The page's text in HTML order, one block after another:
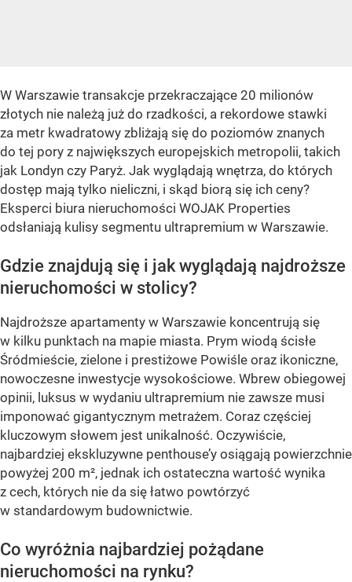
W Warszawie transakcje przekraczające 20 milionów
złotych nie należą już do rzadkości, a rekordowe stawki
za metr kwadratowy zbliżają się do poziomów znanych
do tej pory z największych europejskich metropolii, takich
jak Londyn czy Paryż. Jak wyglądają wnętrza, do których
dostęp mają tylko nieliczni, i skąd biorą się ich ceny?
Eksperci biura nieruchomości WOJAK Properties
odsłaniają kulisy segmentu ultrapremium w Warszawie.
Gdzie znajdują się i jak wyglądają najdroższe
nieruchomości w stolicy?
Najdroższe apartamenty w Warszawie koncentrują się
w kilku punktach na mapie miasta. Prym wiodą ścisłe
Śródmieście, zielone i prestiżowe Powiśle oraz ikoniczne,
nowoczesne inwestycje wysokościowe. Wbrew obiegowej
opinii, luksus w wydaniu ultrapremium nie zawsze musi
imponować gigantycznym metrażem. Coraz częściej
kluczowym słowem jest unikalność. Oczywiście,
najbardziej ekskluzywne penthouse’y osiągają powierzchnie
powyżej 200 m², jednak ich ostateczna wartość wynika
z cech, których nie da się łatwo powtórzyć
w standardowym budownictwie.
Co wyróżnia najbardziej pożądane
nieruchomości na rynku?